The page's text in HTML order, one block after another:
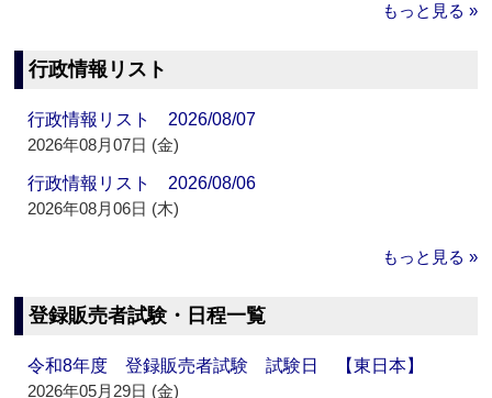
もっと見る »
行政情報リスト
行政情報リスト 2026/08/07
2026年08月07日 (金)
行政情報リスト 2026/08/06
2026年08月06日 (木)
もっと見る »
登録販売者試験・日程一覧
令和8年度 登録販売者試験 試験日 【東日本】
2026年05月29日 (金)